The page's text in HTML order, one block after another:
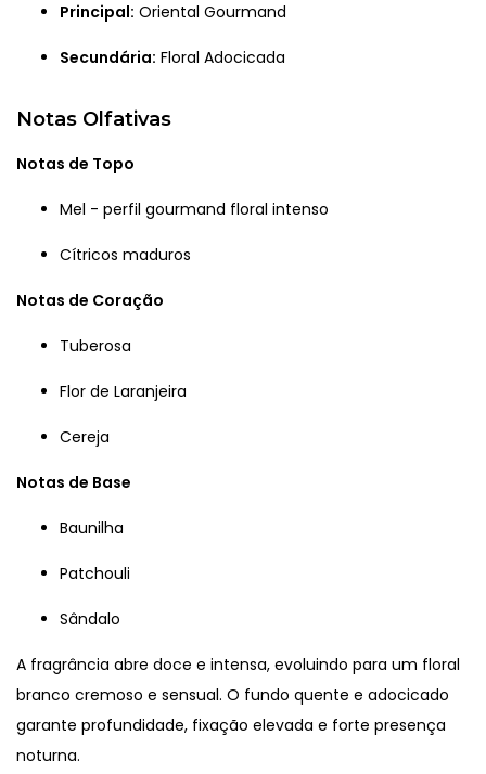
Principal: Oriental Gourmand
Secundária: Floral Adocicada
Notas Olfativas
Notas de Topo
Mel - perfil gourmand floral intenso
Cítricos maduros
Notas de Coração
Tuberosa
Flor de Laranjeira
Cereja
Notas de Base
Baunilha
Patchouli
Sândalo
A fragrância abre doce e intensa, evoluindo para um floral
branco cremoso e sensual. O fundo quente e adocicado
garante profundidade, fixação elevada e forte presença
noturna.